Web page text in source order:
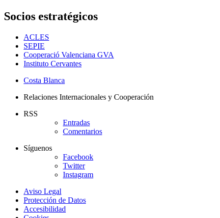
Socios estratégicos
ACLES
SEPIE
Cooperació Valenciana GVA
Instituto Cervantes
Costa Blanca
Relaciones Internacionales y Cooperación
RSS
Entradas
Comentarios
Síguenos
Facebook
Twitter
Instagram
Aviso Legal
Protección de Datos
Accesibilidad